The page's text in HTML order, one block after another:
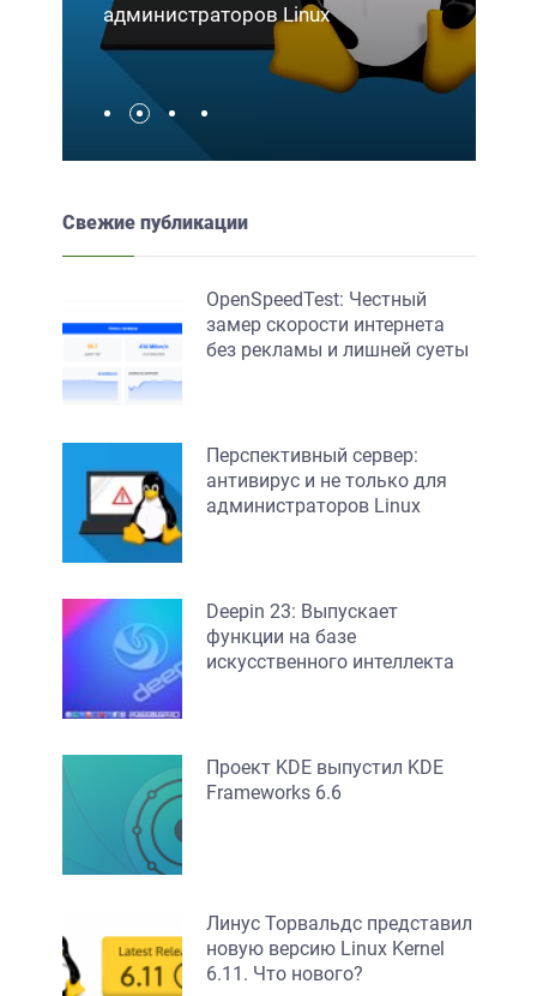
базе искусственного интеллекта
Свежие публикации
OpenSpeedTest: Честный
замер скорости интернета
без рекламы и лишней суеты
Перспективный сервер:
антивирус и не только для
администраторов Linux
Deepin 23: Выпускает
функции на базе
искусственного интеллекта
Проект KDE выпустил KDE
Frameworks 6.6
Линус Торвальдс представил
новую версию Linux Kernel
6.11. Что нового?